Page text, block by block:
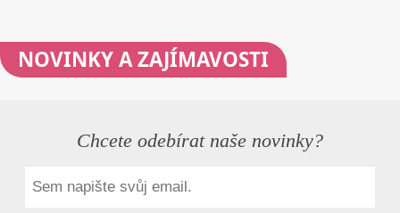
NOVINKYA ZAJÍMAVOSTI
Chcete odebírat naše novinky?